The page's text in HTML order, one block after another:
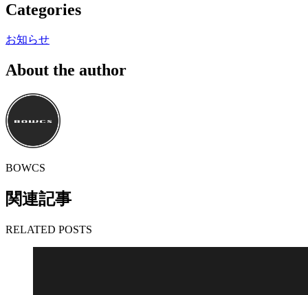
Categories
お知らせ
About the author
BOWCS
関連記事
RELATED POSTS